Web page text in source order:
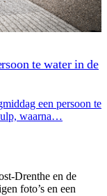
te water in de
een persoon te
waarna…
Drenthe en de
foto’s en een